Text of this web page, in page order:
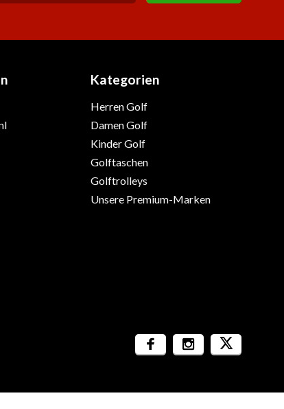
Kategorien
Herren Golf
Damen Golf
Kinder Golf
Golftaschen
Golftrolleys
Unsere Premium-Marken